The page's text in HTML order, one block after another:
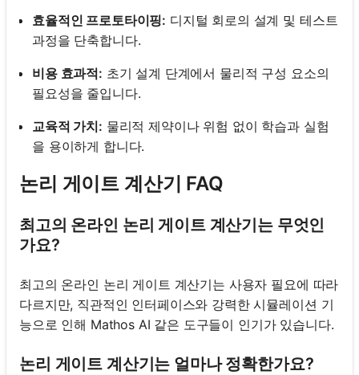
효율적인 프로토타이핑: 디지털 회로의 설계 및 테스트
과정을 단축합니다.
비용 효과적: 초기 설계 단계에서 물리적 구성 요소의
필요성을 줄입니다.
교육적 가치: 물리적 제약이나 위험 없이 학습과 실험
을 용이하게 합니다.
논리 게이트 계산기 FAQ
최고의 온라인 논리 게이트 계산기는 무엇인
가요?
최고의 온라인 논리 게이트 계산기는 사용자 필요에 따라
다르지만, 직관적인 인터페이스와 강력한 시뮬레이션 기
능으로 인해 Mathos AI 같은 도구들이 인기가 있습니다.
논리 게이트 계산기는 얼마나 정확한가요?